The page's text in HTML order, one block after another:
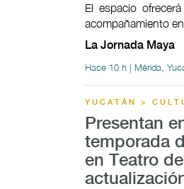
El espacio
acompañamiento
La Jornada Maya
Hace 10 h | Mérida,
YUCATÁN >
Presentan
temporada
en Teatro